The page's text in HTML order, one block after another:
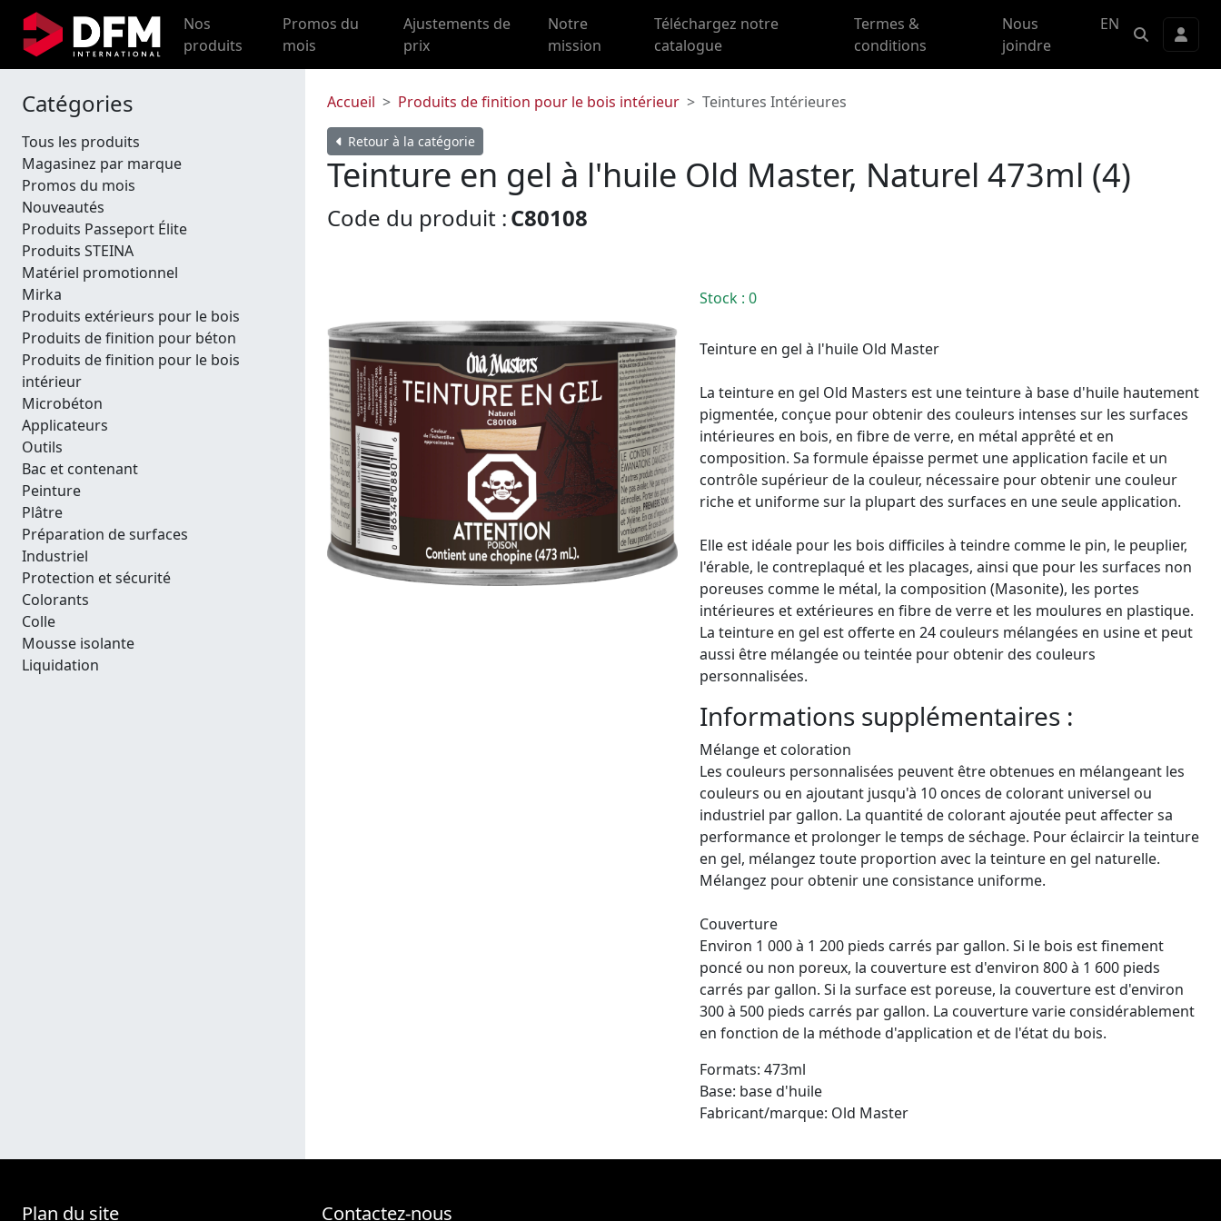
Nos
produits
Promos du
mois
Ajustements de
prix
Notre
mission
Téléchargez notre
catalogue
Termes &
conditions
Nous
joindre
EN
Catégories
Tous les produits
Magasinez par marque
Promos du mois
Nouveautés
Produits Passeport Élite
Produits STEINA
Matériel promotionnel
Mirka
Produits extérieurs pour le bois
Produits de finition pour béton
Produits de finition pour le bois
intérieur
Microbéton
Applicateurs
Outils
Bac et contenant
Peinture
Plâtre
Préparation de surfaces
Industriel
Protection et sécurité
Colorants
Colle
Mousse isolante
Liquidation
Accueil Produits de finition pour le bois intérieur Teintures Intérieures
Retour à la catégorie
Teinture en gel à l'huile Old Master, Naturel 473ml (4)
Code du produit :C80108
Stock : 0
Teinture en gel à l'huile Old Master
La teinture en gel Old Masters est une teinture à base d'huile hautement
pigmentée, conçue pour obtenir des couleurs intenses sur les surfaces
intérieures en bois, en fibre de verre, en métal apprêté et en
composition. Sa formule épaisse permet une application facile et un
contrôle supérieur de la couleur, nécessaire pour obtenir une couleur
riche et uniforme sur la plupart des surfaces en une seule application.
Elle est idéale pour les bois difficiles à teindre comme le pin, le peuplier,
l'érable, le contreplaqué et les placages, ainsi que pour les surfaces non
poreuses comme le métal, la composition (Masonite), les portes
intérieures et extérieures en fibre de verre et les moulures en plastique.
La teinture en gel est offerte en 24 couleurs mélangées en usine et peut
aussi être mélangée ou teintée pour obtenir des couleurs
personnalisées.
Informations supplémentaires :
Mélange et coloration
Les couleurs personnalisées peuvent être obtenues en mélangeant les
couleurs ou en ajoutant jusqu'à 10 onces de colorant universel ou
industriel par gallon. La quantité de colorant ajoutée peut affecter sa
performance et prolonger le temps de séchage. Pour éclaircir la teinture
en gel, mélangez toute proportion avec la teinture en gel naturelle.
Mélangez pour obtenir une consistance uniforme.
Couverture
Environ 1 000 à 1 200 pieds carrés par gallon. Si le bois est finement
poncé ou non poreux, la couverture est d'environ 800 à 1 600 pieds
carrés par gallon. Si la surface est poreuse, la couverture est d'environ
300 à 500 pieds carrés par gallon. La couverture varie considérablement
en fonction de la méthode d'application et de l'état du bois.
Formats: 473ml
Base: base d'huile
Fabricant/marque: Old Master
Plan du site Contactez-nous